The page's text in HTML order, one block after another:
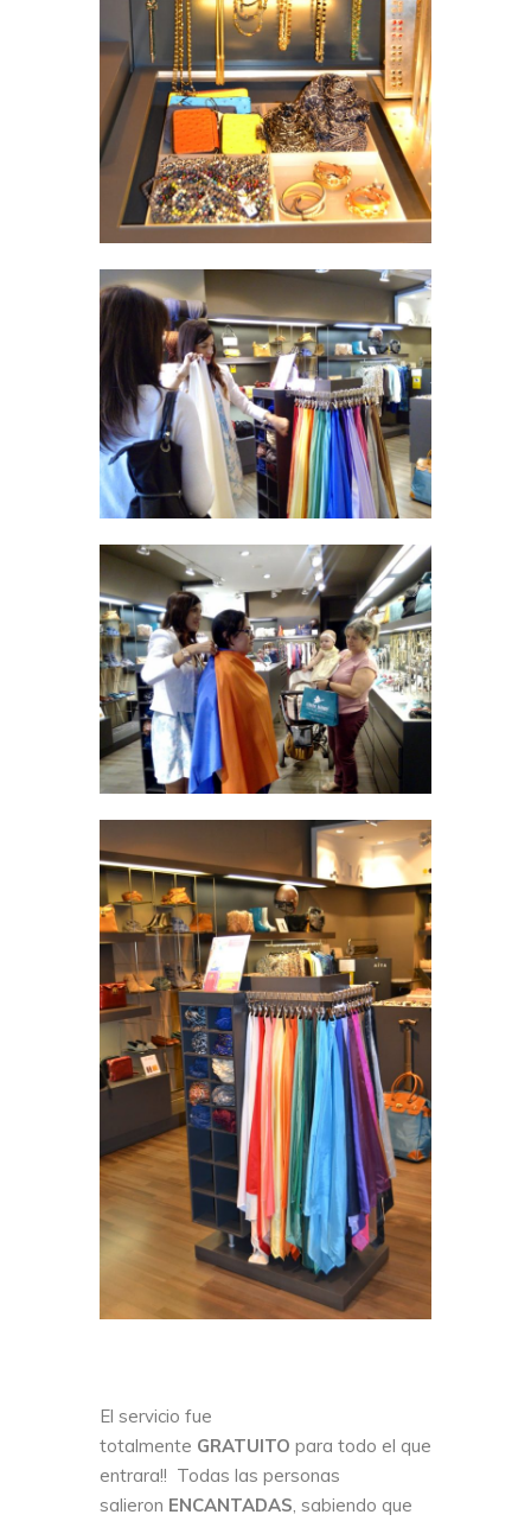
El servicio fue
totalmente GRATUITO para todo el que
entrara!! Todas las personas
salieron ENCANTADAS , sabiendo que